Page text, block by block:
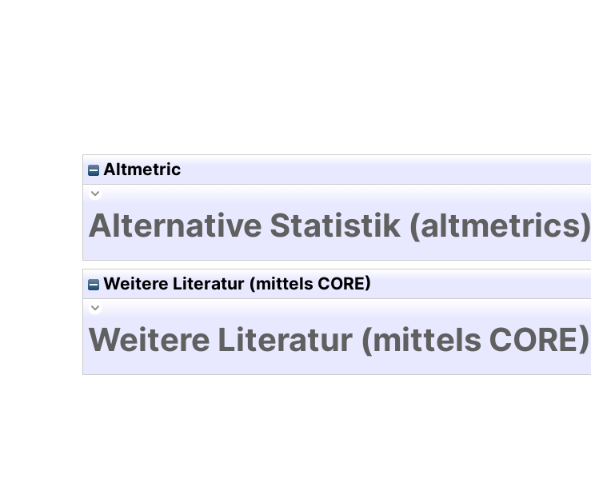
Altmetric
Alternative Statistik (altmetrics)
Weitere Literatur (mittels CORE)
Weitere Literatur (mittels CORE)